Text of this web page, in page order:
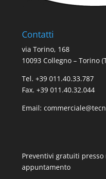
Contatti
via Torino, 168
10093 Collegno – Torino
Tel. +39 011.40.33.787
Fax. +39 011.40.32.044
Email:
Preventivi gratuiti
appuntamento